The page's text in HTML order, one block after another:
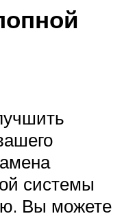
системы
Вы можете